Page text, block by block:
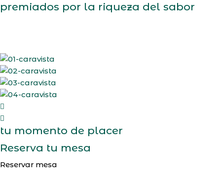
premiados por la riqueza del sabor
tu momento de placer
Reserva tu mesa
Reservar mesa